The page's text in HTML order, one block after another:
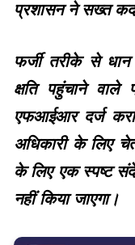
प्रशासन ने सख्त
फर्जी तरीके से
क्षति पहुंचाने
एफआईआर दर्ज
अधिकारी के लिए
के लिए एक स्पष्ट
नहीं किया जाएगा।